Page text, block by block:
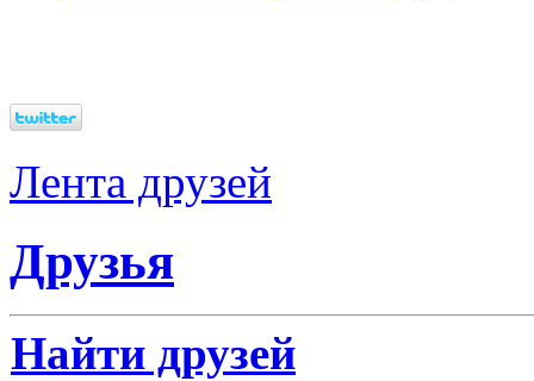
Лента друзей
Друзья
Найти друзей